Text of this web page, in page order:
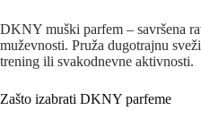
DKNY muški parfem – savršena
muževnosti. Pruža dugotrajnu
trening ili svakodnevne aktivnosti.
Zašto izabrati DKNY parfeme